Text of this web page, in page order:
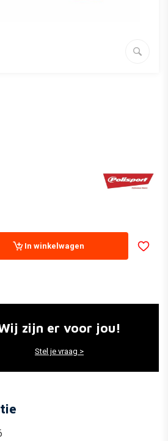
In winkelwagen
zijn er voor jou!
Stel je vraag >